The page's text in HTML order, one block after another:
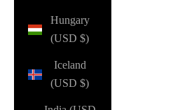
Hungary
(USD $)
Iceland
(USD $)